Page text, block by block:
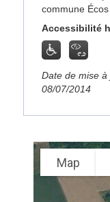
commune
Accessibilité
Date de mise à
08/07/2014
Map